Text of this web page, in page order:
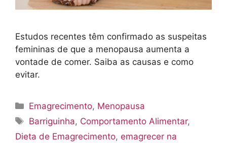
Estudos recentes têm confirmado as suspeitas
femininas de que a menopausa aumenta a
vontade de comer. Saiba as causas e como
evitar.
Categorias
Emagrecimento, Menopausa
Tags
Barriguinha, Comportamento Alimentar,
Dieta de Emagrecimento, emagrecer na